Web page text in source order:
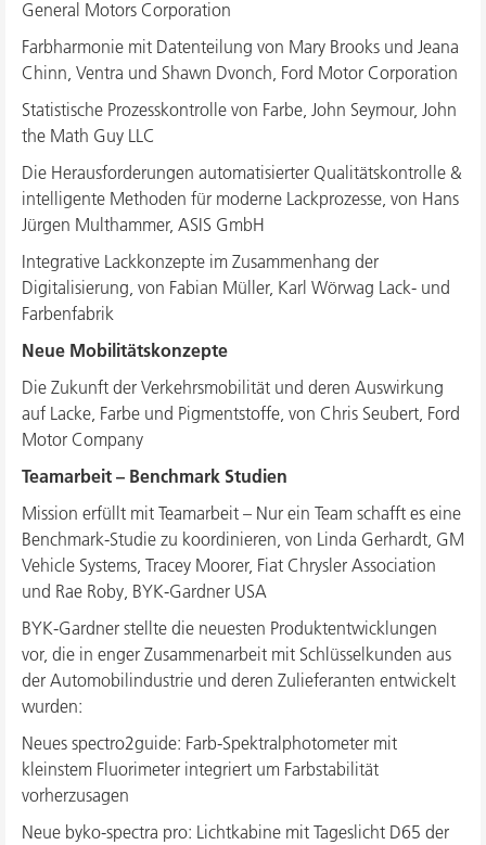
General Motors Corporation
Farbharmonie mit Datenteilung von Mary Brooks und Jeana
Chinn, Ventra und Shawn Dvonch, Ford Motor Corporation
Statistische Prozesskontrolle von Farbe, John Seymour, John
the Math Guy LLC
Die Herausforderungen automatisierter Qualitätskontrolle &
intelligente Methoden für moderne Lackprozesse, von Hans
Jürgen Multhammer, ASIS GmbH
Integrative Lackkonzepte im Zusammenhang der
Digitalisierung, von Fabian Müller, Karl Wörwag Lack- und
Farbenfabrik
Neue Mobilitätskonzepte
Die Zukunft der Verkehrsmobilität und deren Auswirkung
auf Lacke, Farbe und Pigmentstoffe, von Chris Seubert, Ford
Motor Company
Teamarbeit – Benchmark Studien
Mission erfüllt mit Teamarbeit – Nur ein Team schafft es eine
Benchmark-Studie zu koordinieren, von Linda Gerhardt, GM
Vehicle Systems, Tracey Moorer, Fiat Chrysler Association
und Rae Roby, BYK-Gardner USA
BYK-Gardner stellte die neuesten Produktentwicklungen
vor, die in enger Zusammenarbeit mit Schlüsselkunden aus
der Automobilindustrie und deren Zulieferanten entwickelt
wurden:
Neues spectro2guide: Farb-Spektralphotometer mit
kleinstem Fluorimeter integriert um Farbstabilität
vorherzusagen
Neue byko-spectra pro: Lichtkabine mit Tageslicht D65 der